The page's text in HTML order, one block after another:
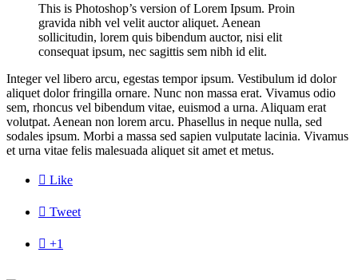
This is Photoshop’s version of Lorem Ipsum. Proin
gravida nibh vel velit auctor aliquet. Aenean
sollicitudin, lorem quis bibendum auctor, nisi elit
consequat ipsum, nec sagittis sem nibh id elit.
Integer vel libero arcu, egestas tempor ipsum. Vestibulum id dolor
aliquet dolor fringilla ornare. Nunc non massa erat. Vivamus odio
sem, rhoncus vel bibendum vitae, euismod a urna. Aliquam erat
volutpat. Aenean non lorem arcu. Phasellus in neque nulla, sed
sodales ipsum. Morbi a massa sed sapien vulputate lacinia. Vivamus
et urna vitae felis malesuada aliquet sit amet et metus.
 Like
 Tweet
 +1